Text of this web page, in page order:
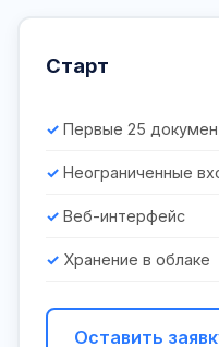
Старт
Первые 25
Неограниченные
Веб-интерфейс
Хранение в облаке
Оставить